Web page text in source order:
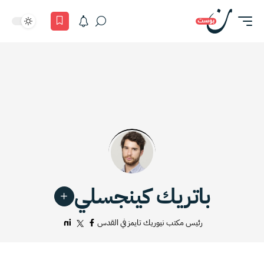
باتريك كينجسلي
رئيس مكتب نيوريك تايمز في القدس